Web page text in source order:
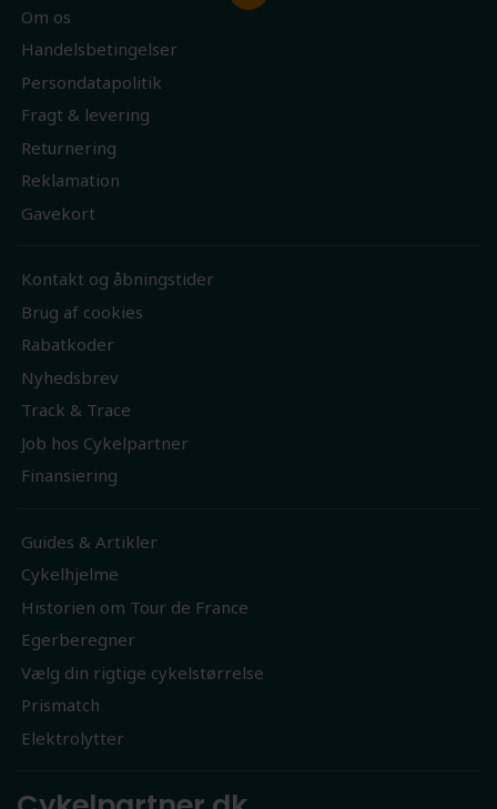
Om os
Handelsbetingelser
Persondatapolitik
Fragt & levering
Returnering
Reklamation
Gavekort
Kontakt og åbningstider
Brug af cookies
Rabatkoder
Nyhedsbrev
Track & Trace
Job hos Cykelpartner
Finansiering
Guides & Artikler
Cykelhjelme
Historien om Tour de France
Egerberegner
Vælg din rigtige cykelstørrelse
Prismatch
Elektrolytter